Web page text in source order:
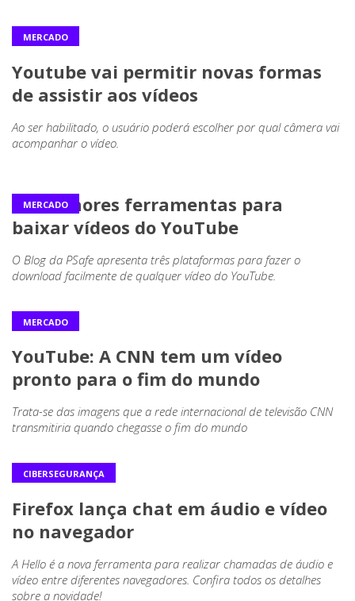
MERCADO
Youtube vai permitir novas formas
de assistir aos vídeos
Ao ser habilitado, o usuário poderá escolher por qual câmera vai
acompanhar o vídeo.
MERCADO
As melhores ferramentas para
baixar vídeos do YouTube
O Blog da PSafe apresenta três plataformas para fazer o
download facilmente de qualquer vídeo do YouTube.
MERCADO
YouTube: A CNN tem um vídeo
pronto para o fim do mundo
Trata-se das imagens que a rede internacional de televisão CNN
transmitiria quando chegasse o fim do mundo
CIBERSEGURANÇA
Firefox lança chat em áudio e vídeo
no navegador
A Hello é a nova ferramenta para realizar chamadas de áudio e
vídeo entre diferentes navegadores. Confira todos os detalhes
sobre a novidade!